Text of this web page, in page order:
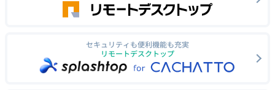
セキュリティも便利機能も充実
リモートデスクトップ